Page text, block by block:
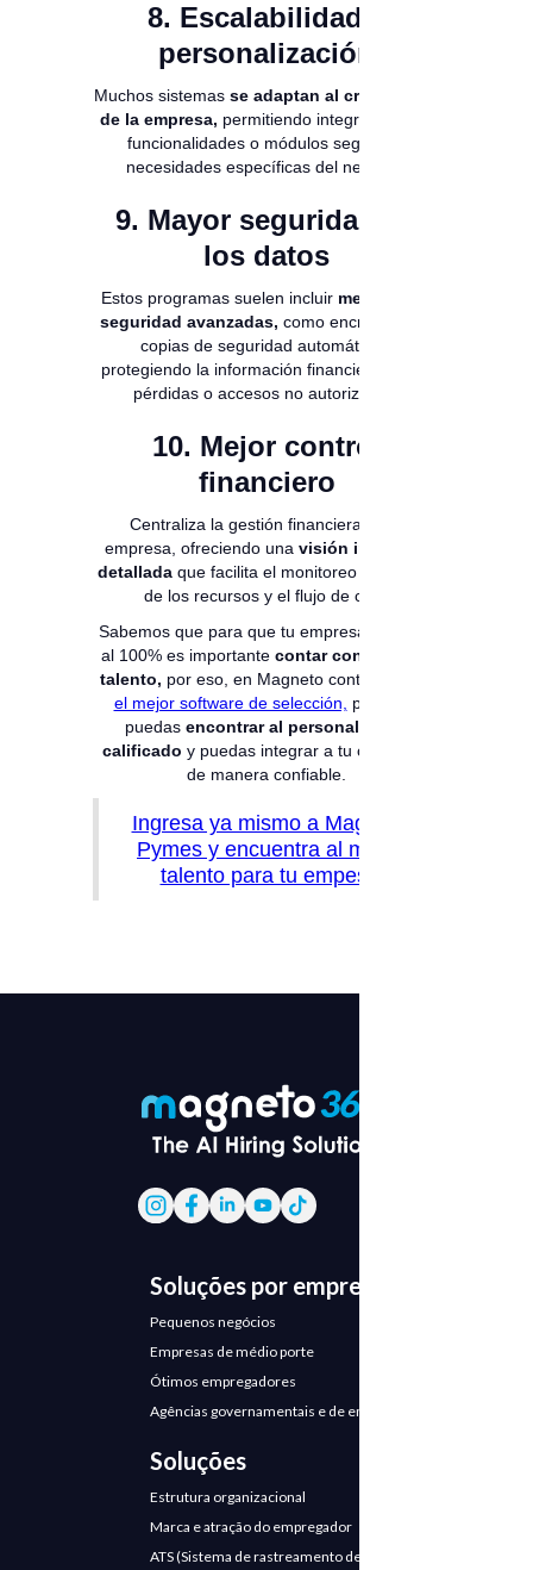
8. Escalabilidad y
personalización
Muchos sistemas se adaptan al crecimiento
de la empresa, permitiendo integrar nuevas
funcionalidades o módulos según las
necesidades específicas del negocio.
9. Mayor seguridad de
los datos
Estos programas suelen incluir medidas de
seguridad avanzadas, como encriptación y
copias de seguridad automáticas,
protegiendo la información financiera contra
pérdidas o accesos no autorizados.
10. Mejor control
financiero
Centraliza la gestión financiera de la
empresa, ofreciendo una visión integral y
detallada que facilita el monitoreo constante
de los recursos y el flujo de caja.
Sabemos que para que tu empresa funcione
al 100% es importante contar con el mejor
talento, por eso, en Magneto contamos con
el mejor software de selección, para que
puedas encontrar al personal mejor
calificado y puedas integrar a tu compañía
de manera confiable.
Ingresa ya mismo a Magneto
Pymes y encuentra al mejor
talento para tu empesa
Soluções por empresa
Pequenos negócios
Empresas de médio porte
Ótimos empregadores
Agências governamentais e de emprego
Soluções
Estrutura organizacional
Marca e atração do empregador
ATS (Sistema de rastreamento de